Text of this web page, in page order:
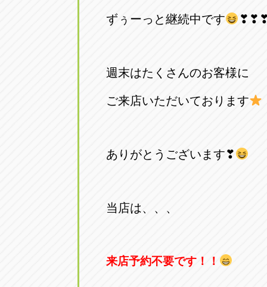
アップル
アップル
0587-66-
052-400-
アップル尾張旭店
アップル岩倉店
愛知県岩倉市大地町長田35-1
愛知県清須市春日砂賀東114
ずぅーっと継続中です
週末はたくさんのお客様に
ご来店いただいております
ありがとうございます❣
当店は、、、
来店予約不要です！！